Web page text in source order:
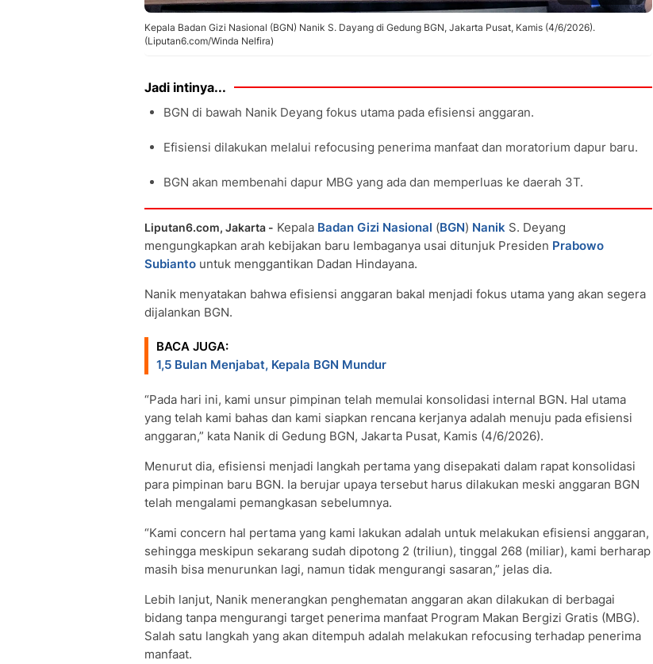
Kepala Badan Gizi Nasional (BGN) Nanik S. Dayang di Gedung BGN, Jakarta Pusat, Kamis (4/6/2026).
(Liputan6.com/Winda Nelfira)
Jadi intinya...
BGN di bawah Nanik Deyang fokus utama pada efisiensi anggaran.
Efisiensi dilakukan melalui refocusing penerima manfaat dan moratorium dapur baru.
BGN akan membenahi dapur MBG yang ada dan memperluas ke daerah 3T.
Liputan6.com, Jakarta - Kepala Badan Gizi Nasional (BGN) Nanik S. Deyang
mengungkapkan arah kebijakan baru lembaganya usai ditunjuk Presiden Prabowo
Subianto untuk menggantikan Dadan Hindayana.
Nanik menyatakan bahwa efisiensi anggaran bakal menjadi fokus utama yang akan segera
dijalankan BGN.
BACA JUGA:
1,5 Bulan Menjabat, Kepala BGN Mundur
“Pada hari ini, kami unsur pimpinan telah memulai konsolidasi internal BGN. Hal utama
yang telah kami bahas dan kami siapkan rencana kerjanya adalah menuju pada efisiensi
anggaran,” kata Nanik di Gedung BGN, Jakarta Pusat, Kamis (4/6/2026).
Menurut dia, efisiensi menjadi langkah pertama yang disepakati dalam rapat konsolidasi
para pimpinan baru BGN. Ia berujar upaya tersebut harus dilakukan meski anggaran BGN
telah mengalami pemangkasan sebelumnya.
“Kami concern hal pertama yang kami lakukan adalah untuk melakukan efisiensi anggaran,
sehingga meskipun sekarang sudah dipotong 2 (triliun), tinggal 268 (miliar), kami berharap
masih bisa menurunkan lagi, namun tidak mengurangi sasaran,” jelas dia.
Lebih lanjut, Nanik menerangkan penghematan anggaran akan dilakukan di berbagai
bidang tanpa mengurangi target penerima manfaat Program Makan Bergizi Gratis (MBG).
Salah satu langkah yang akan ditempuh adalah melakukan refocusing terhadap penerima
manfaat.